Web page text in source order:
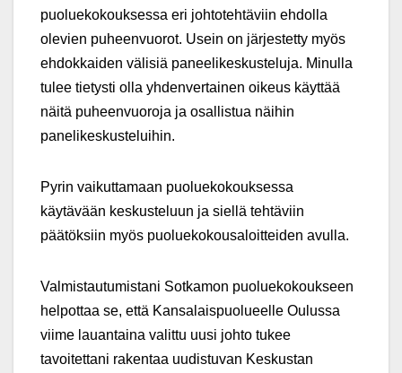
puoluekokouksessa eri johtotehtäviin ehdolla
olevien puheenvuorot. Usein on järjestetty myös
ehdokkaiden välisiä paneelikeskusteluja. Minulla
tulee tietysti olla yhdenvertainen oikeus käyttää
näitä puheenvuoroja ja osallistua näihin
panelikeskusteluihin.
Pyrin vaikuttamaan puoluekokouksessa
käytävään keskusteluun ja siellä tehtäviin
päätöksiin myös puoluekokousaloitteiden avulla.
Valmistautumistani Sotkamon puoluekokoukseen
helpottaa se, että Kansalaispuolueelle Oulussa
viime lauantaina valittu uusi johto tukee
tavoitettani rakentaa uudistuvan Keskustan